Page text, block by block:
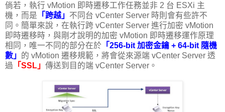
倘若，執行 vMotion 即時遷移工作任務並非 2 台 ESXi 主
機，而是 「跨越」 不同台 vCenter Server 時則會有些許不
同。簡單來說，在執行跨 vCenter Server 進行加密 vMotion
即時遷移時，與剛才說明的加密 vMotion 即時遷移運作原理
相同，唯一不同的部分在於 「256-bit 加密金鑰 + 64-bit 隨機
數」 的 vMotion 遷移規範，將會從來源端 vCenter Server 透
過 「SSL」 傳送到目的端 vCenter Server。